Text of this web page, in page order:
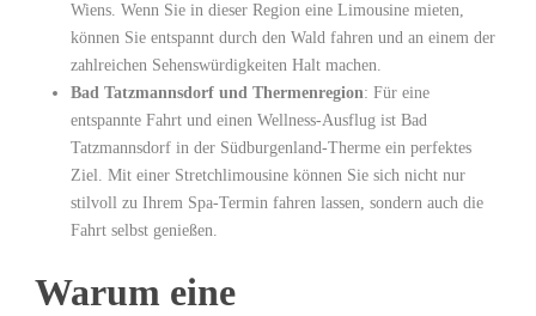
Wiens. Wenn Sie in dieser Region eine Limousine mieten,
können Sie entspannt durch den Wald fahren und an einem der
zahlreichen Sehenswürdigkeiten Halt machen.
Bad Tatzmannsdorf und Thermenregion: Für eine
entspannte Fahrt und einen Wellness-Ausflug ist Bad
Tatzmannsdorf in der Südburgenland-Therme ein perfektes
Ziel. Mit einer Stretchlimousine können Sie sich nicht nur
stilvoll zu Ihrem Spa-Termin fahren lassen, sondern auch die
Fahrt selbst genießen.
Warum eine